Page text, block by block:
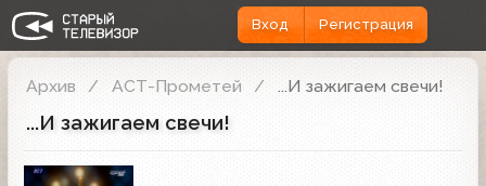
Вход Регистрация
Архив АСТ-Прометей ...И зажигаем свечи!
...И зажигаем свечи!